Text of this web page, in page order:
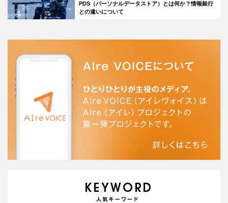
PDS（パーソナルデータストア）とは何か？情報銀行
との違いについて